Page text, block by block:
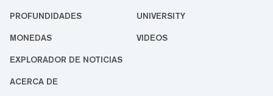
PROFUNDIDADES UNIVERSITY
MONEDAS VIDEOS
EXPLORADOR DE NOTICIAS
ACERCA DE